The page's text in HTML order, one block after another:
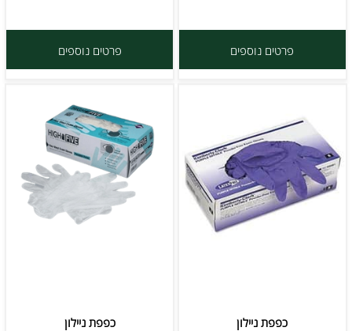
פרטים נוספים פרטים נוספים
כפפת ניילון כפפת ניילון